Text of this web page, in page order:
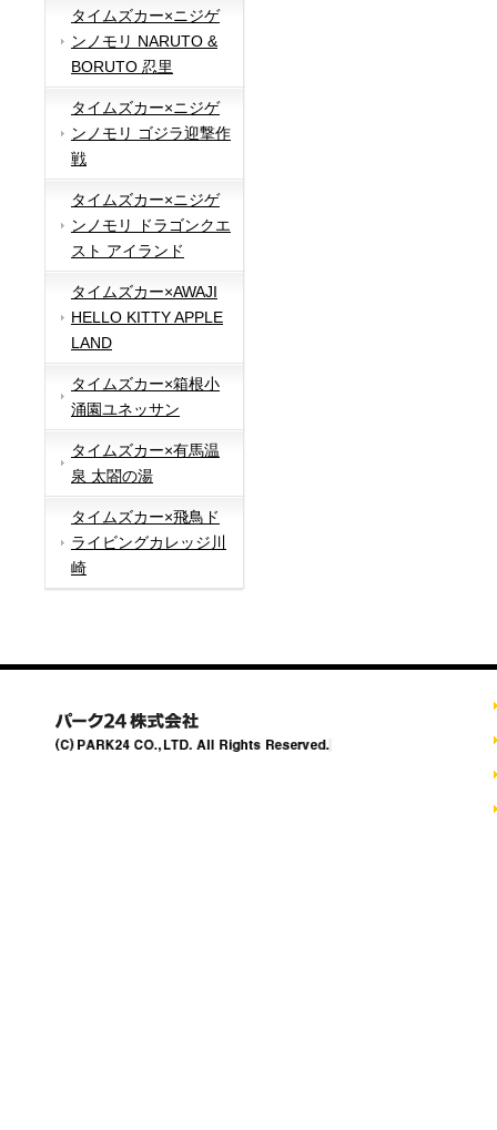
タイムズカー×ニジゲ
ンノモリ NARUTO &
BORUTO 忍里
タイムズカー×ニジゲ
ンノモリ ゴジラ迎撃作
戦
タイムズカー×ニジゲ
ンノモリ ドラゴンクエ
スト アイランド
タイムズカー×AWAJI
HELLO KITTY APPLE
LAND
タイムズカー×箱根小
涌園ユネッサン
タイムズカー×有馬温
泉 太閤の湯
タイムズカー×飛鳥ド
ライビングカレッジ川
崎